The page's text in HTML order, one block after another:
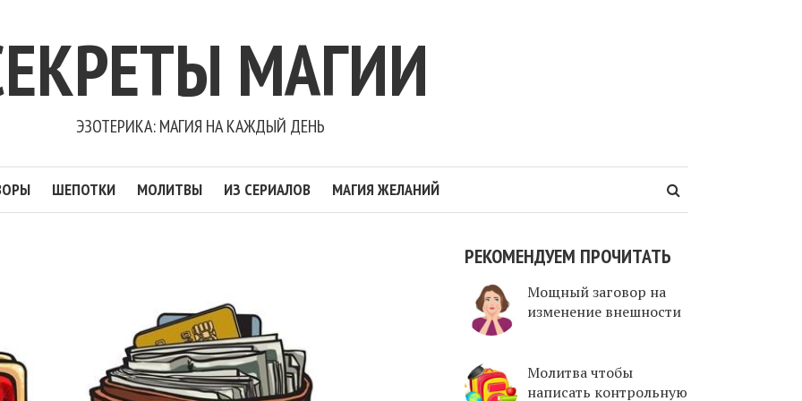
МАГИИ
ЭЗОТЕРИКА: МАГИЯ НА КАЖДЫЙ ДЕНЬ
ШЕПОТКИ МОЛИТВЫ ИЗ СЕРИАЛОВ МАГИЯ ЖЕЛАНИЙ
РЕКОМЕНДУЕМ ПРОЧИТАТЬ
Мощный заговор на
изменение внешности
Молитва чтобы
написать контрольную